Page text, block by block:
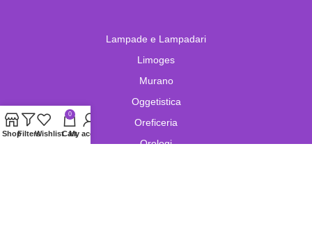
Lampade e Lampadari
Limoges
Murano
Oggetistica
Oreficeria
Orologi
ShopFiltersWishlist
0
CartMy account